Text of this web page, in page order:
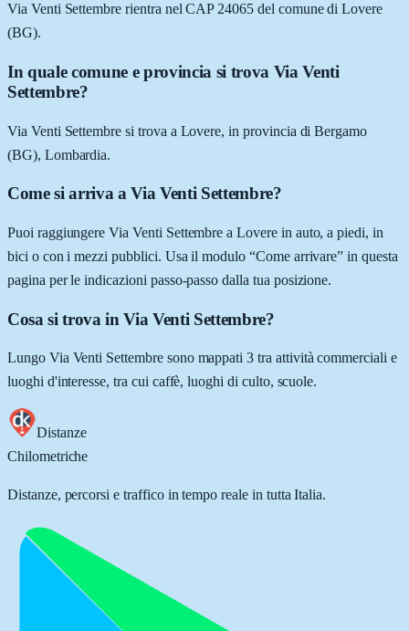
Via Venti Settembre rientra nel CAP 24065 del comune di Lovere
(BG).
In quale comune e provincia si trova Via Venti
Settembre?
Via Venti Settembre si trova a Lovere, in provincia di Bergamo
(BG), Lombardia.
Come si arriva a Via Venti Settembre?
Puoi raggiungere Via Venti Settembre a Lovere in auto, a piedi, in
bici o con i mezzi pubblici. Usa il modulo “Come arrivare” in questa
pagina per le indicazioni passo-passo dalla tua posizione.
Cosa si trova in Via Venti Settembre?
Lungo Via Venti Settembre sono mappati 3 tra attività commerciali e
luoghi d'interesse, tra cui caffè, luoghi di culto, scuole.
Distanze
Chilometriche
Distanze, percorsi e traffico in tempo reale in tutta Italia.